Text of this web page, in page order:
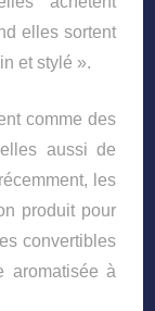
elles sortent
et stylé ».
comme des
aussi de
les
produit pour
convertibles
aromatisée à